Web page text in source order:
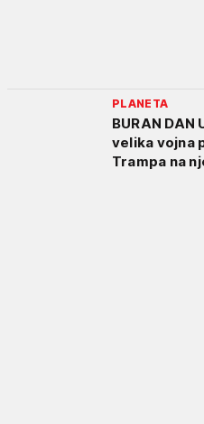
PLANETA
BURAN DAN
velika vojna
Trampa na